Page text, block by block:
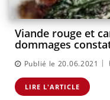
Viande rouge et
dommages
Publié le 20.06.2021 |
LIRE L'ARTICLE